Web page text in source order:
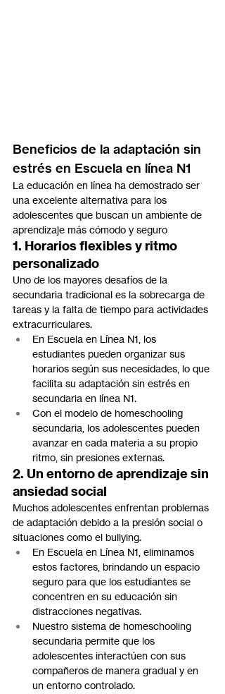
Beneficios de la adaptación sin
estrés en Escuela en línea N1
La educación en línea ha demostrado ser
una excelente alternativa para los
adolescentes que buscan un ambiente de
aprendizaje más cómodo y seguro
1. Horarios flexibles y ritmo
personalizado
Uno de los mayores desafíos de la
secundaria tradicional es la sobrecarga de
tareas y la falta de tiempo para actividades
extracurriculares.
En Escuela en Línea N1, los
estudiantes pueden organizar sus
horarios según sus necesidades, lo que
facilita su adaptación sin estrés en
secundaria en línea N1.
Con el modelo de homeschooling
secundaria, los adolescentes pueden
avanzar en cada materia a su propio
ritmo, sin presiones externas.
2. Un entorno de aprendizaje sin
ansiedad social
Muchos adolescentes enfrentan problemas
de adaptación debido a la presión social o
situaciones como el bullying.
En Escuela en Línea N1, eliminamos
estos factores, brindando un espacio
seguro para que los estudiantes se
concentren en su educación sin
distracciones negativas.
Nuestro sistema de homeschooling
secundaria permite que los
adolescentes interactúen con sus
compañeros de manera gradual y en
un entorno controlado.